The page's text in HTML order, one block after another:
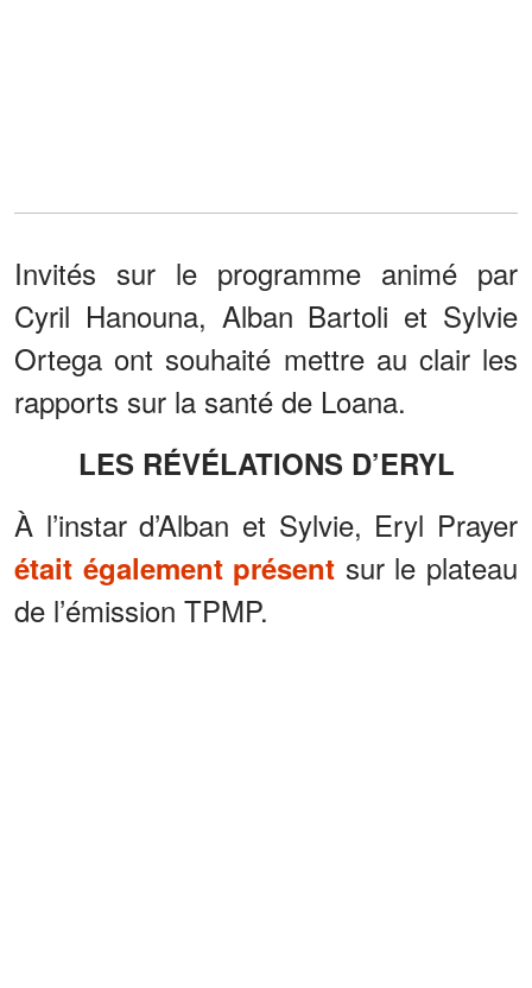
Invités sur le programme animé par
Cyril Hanouna, Alban Bartoli et Sylvie
Ortega ont souhaité mettre au clair les
rapports sur la santé de Loana.
LES RÉVÉLATIONS D’ERYL
À l’instar d’Alban et Sylvie, Eryl Prayer
était également présent sur le plateau
de l’émission TPMP.